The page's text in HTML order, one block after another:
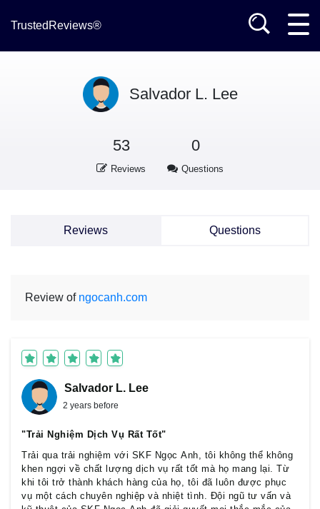
TrustedReviews®
Salvador L. Lee
53
Reviews
0
Questions
Reviews Questions
Review of ngocanh.com
Salvador L. Lee
2 years before
"Trải Nghiệm Dịch Vụ Rất Tốt"
Trải qua trải nghiệm với SKF Ngọc Anh, tôi không thể không
khen ngợi về chất lượng dịch vụ rất tốt mà họ mang lại. Từ
khi tôi trở thành khách hàng của họ, tôi đã luôn được phục
vụ một cách chuyên nghiệp và nhiệt tình. Đội ngũ tư vấn và